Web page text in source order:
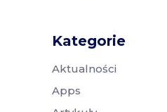
Kategorie
Aktualności
Apps